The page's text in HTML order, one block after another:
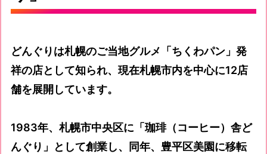
どんぐりは札幌のご当地グルメ「ちくわパン」発
祥の店として知られ、現在札幌市内を中心に12店
舗を展開しています。
1983年、札幌市中央区に「珈琲（コーヒー）舎ど
んぐり」として創業し、同年、豊平区美園に移転